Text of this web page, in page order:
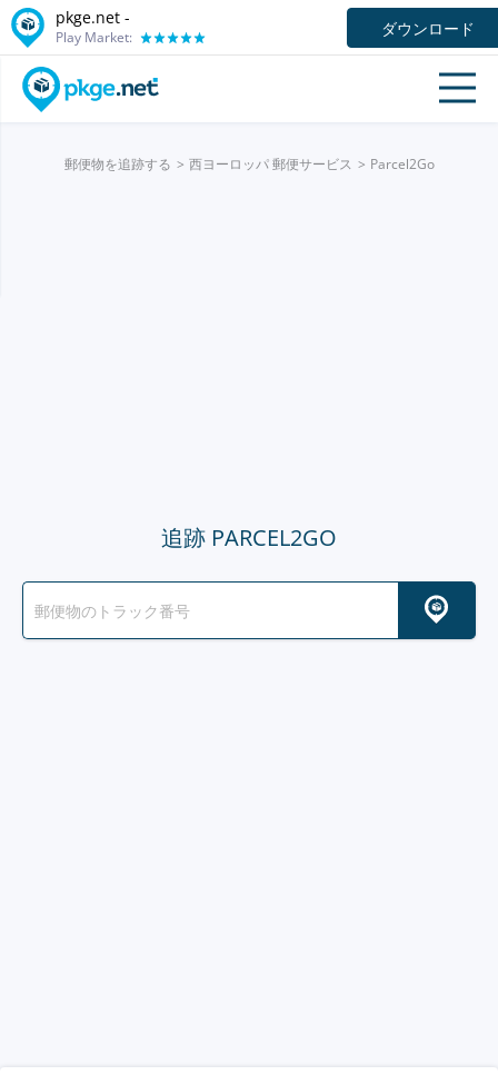
pkge.net -
Play Market: ダウンロード
郵便物を追跡する 西ヨーロッパ 郵便サービス Parcel2Go
追跡 PARCEL2GO